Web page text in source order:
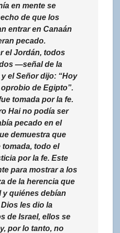
en mente se
de que los
entrar en Canaán
pecado.
el Jordán, todos
—señal de la
el Señor dijo: “Hoy
de Egipto”.
tomada por la fe.
Hai no podía ser
pecado en el
demuestra que
todo el
por la fe. Este
para mostrar a los
de la herencia que
y quiénes debían
les dio la
de Israel, ellos se
por lo tanto, no